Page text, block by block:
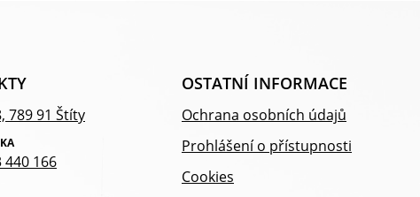
789 91 Štíty
440 166
OSTATNÍ INFORMACE
Ochrana osobních údajů
Prohlášení o přístupnosti
Cookies